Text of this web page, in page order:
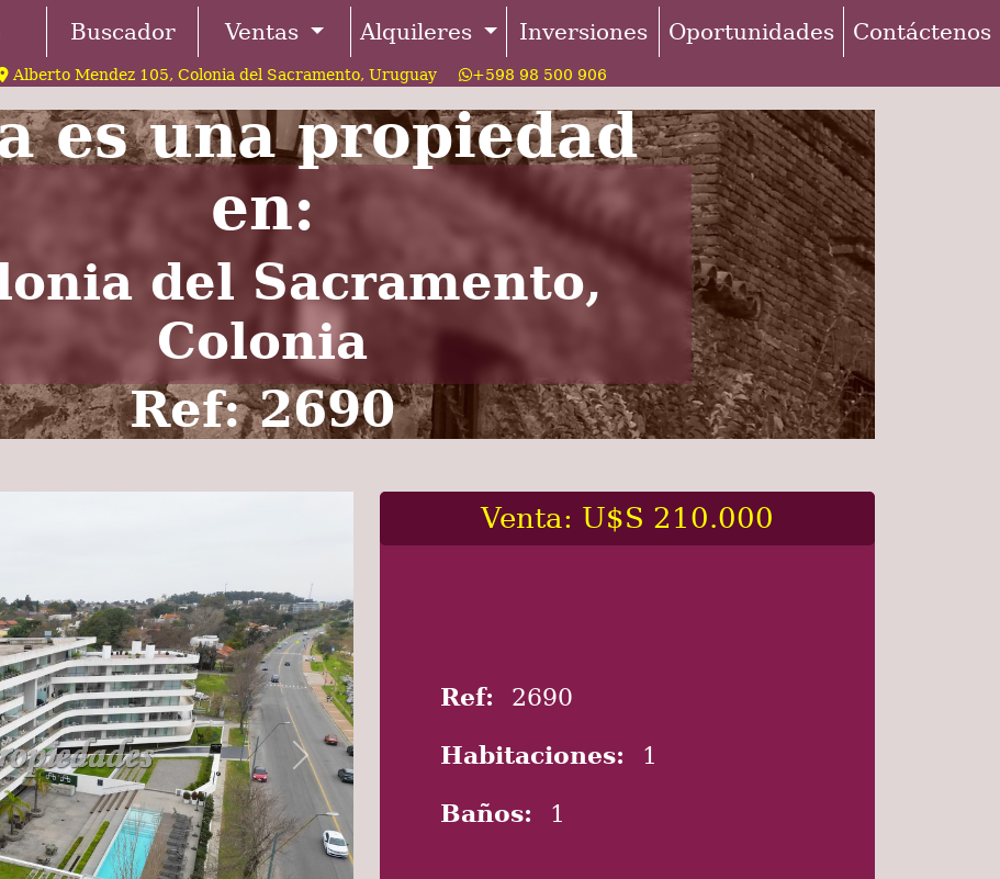
Buscador Ventas Alquileres Inversiones Oportunidades Contáctenos
Alberto Mendez 105, Colonia del Sacramento, Uruguay +598 98 500 906
es una propiedad
en:
del Sacramento,
Colonia
Ref: 2690
Venta: U$S 210.000
Ref: 2690
Habitaciones: 1
Baños: 1